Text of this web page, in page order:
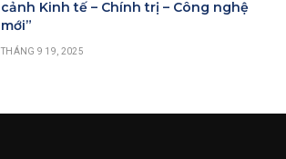
cảnh Kinh tế – Chính trị – Công nghệ
mới”
THÁNG 9 19, 2025